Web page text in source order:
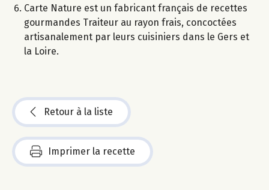
Carte Nature est un fabricant français de recettes
gourmandes Traiteur au rayon frais, concoctées
artisanalement par leurs cuisiniers dans le Gers et
la Loire.
Retour à la liste
Imprimer la recette